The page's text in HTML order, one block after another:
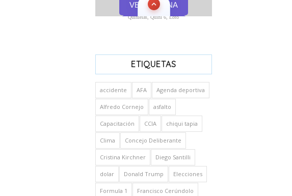
Quinielas, Quini 6, Loto
ETIQUETAS
accidente AFA Agenda deportiva
Alfredo Cornejo asfalto
Capacitación CCIA chiqui tapia
Clima Concejo Deliberante
Cristina Kirchner Diego Santilli
dolar Donald Trump Elecciones
Formula 1 Francisco Cerúndolo